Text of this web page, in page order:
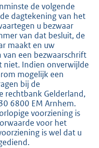
de volgende
dagtekening van het
u bezwaar
van dat besluit, de
maakt en uw
een bezwaarschrift
niet. Indien onverwijlde
mogelijk een
bij de
rechtbank Gelderland,
6800 EM Arnhem.
voorziening is
voor het
is wel dat u